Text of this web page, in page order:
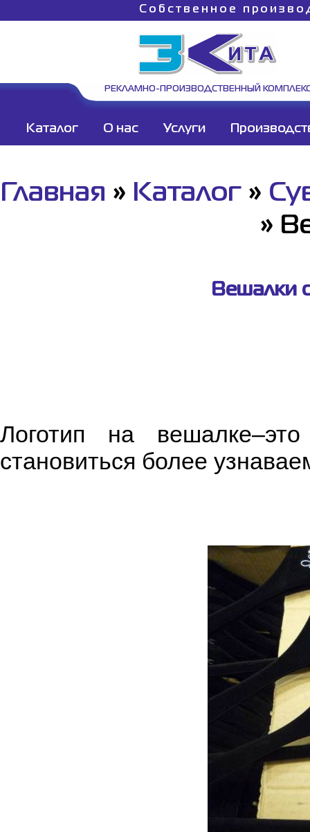
Собственное
РЕКЛАМНО-ПРОИЗВОДСТВЕННЫЙ
Каталог О нас Услуги
Главная » Каталог »
»
Вешалки
Логотип на
становиться более